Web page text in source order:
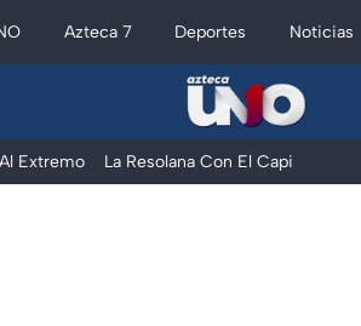
Azteca 7 Deportes Noticias
Al Extremo La Resolana Con El Capi